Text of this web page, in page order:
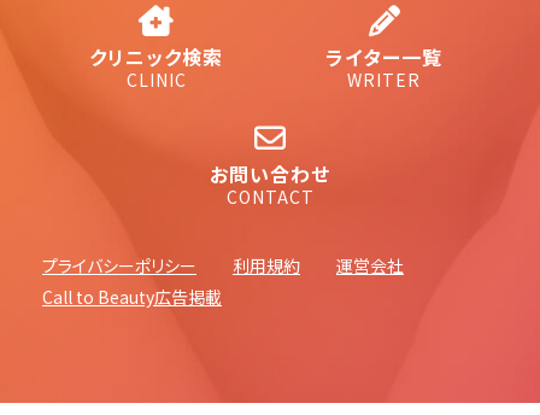
クリニック検索
CLINIC
ライター一覧
WRITER
お問い合わせ
CONTACT
プライバシーポリシー 利用規約
運営会社
Call to Beauty広告掲載